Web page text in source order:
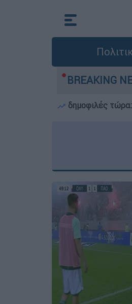
BREAKING
τον νεκρό του πατέρα
δημοφιλές τώρα: